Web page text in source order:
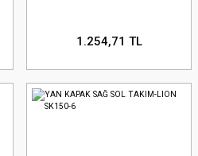
1.254,71 TL